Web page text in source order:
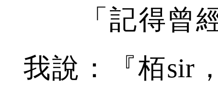
「記得曾經
我說：『栢sir